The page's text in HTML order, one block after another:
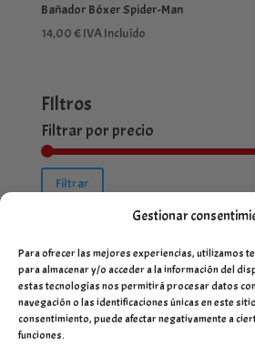
Gestionar
Para ofrecer las mejores experiencias, utilizamos
para almacenar y/o acceder a la información del
estas tecnologías nos permitirá procesar datos
navegación o las identificaciones únicas en este
consentimiento, puede afectar negativamente a
funciones.
Bañador Bóxer Spider-Man
14,00€IVA Incluído
FIltros
Filtrar por precio
Filtrar